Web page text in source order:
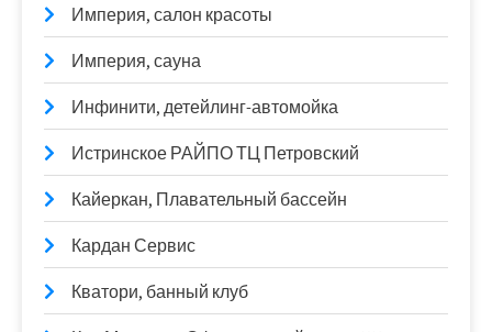
Империя, салон красоты
Империя, сауна
Инфинити, детейлинг-автомойка
Истринское РАЙПО ТЦ Петровский
Кайеркан, Плавательный бассейн
Кардан Сервис
Кватори, банный клуб